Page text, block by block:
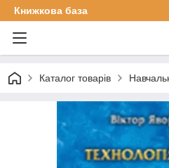
Книжкова база
Каталог товарів